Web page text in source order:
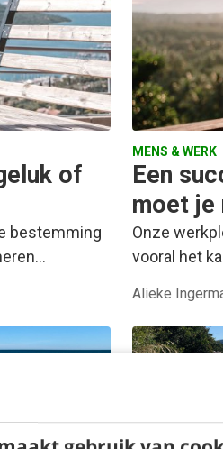
of
bestemming
MENS & WERK
Een
moet je
Onze
vooral het
Alieke
vragen
MENS & WERK
In